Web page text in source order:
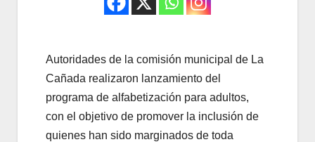
Autoridades de la comisión municipal de La
Cañada realizaron lanzamiento del
programa de alfabetización para adultos,
con el objetivo de promover la inclusión de
quienes han sido marginados de toda